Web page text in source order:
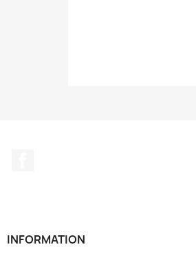
INFORMATION